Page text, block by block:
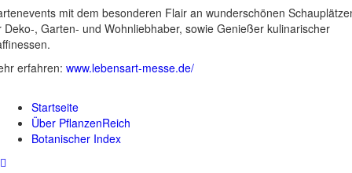
mit dem besonderen Flair an wunderschönen
Deko-, Garten- und Wohnliebhaber, sowie Genießer kulinarischer
erfahren: www.lebensart-messe.de/
Startseite
Über PflanzenReich
Botanischer Index